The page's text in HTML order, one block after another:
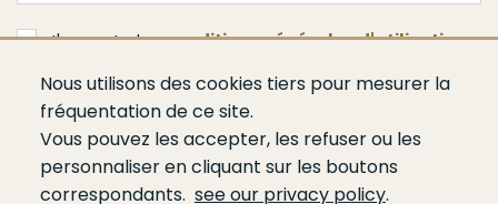
Nous utilisons des cookies tiers pour mesurer la
fréquentation de ce site.
Vous pouvez les accepter, les refuser ou les
personnaliser en cliquant sur les boutons
correspondants. see our privacy policy.
J'accepte lesconditions générales d'utilisation
Valider